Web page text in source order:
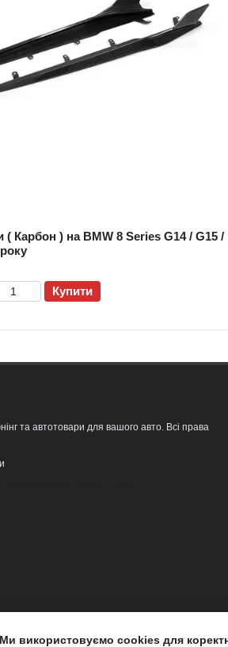
( Карбон ) на BMW 8 Series G14 / G15 /
Купити
та автотовари для вашого авто. Всі права
Ми використовуємо cookies для